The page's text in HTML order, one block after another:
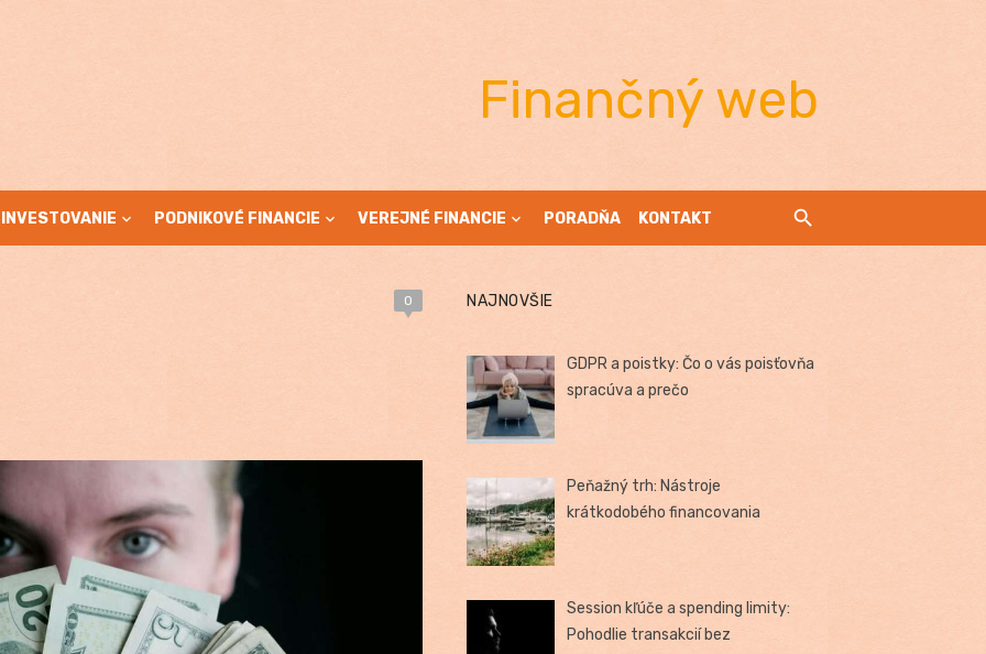
Finančný web
INVESTOVANIE PODNIKOVÉ FINANCIE VEREJNÉ FINANCIE PORADŇA KONTAKT
0 NAJNOVŠIE
GDPR a poistky: Čo o vás poisťovňa
spracúva a prečo
Peňažný trh: Nástroje
krátkodobého financovania
Session kľúče a spending limity:
Pohodlie transakcií bez